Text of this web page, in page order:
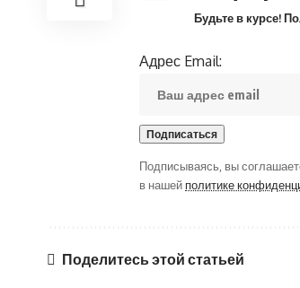
Будьте в курсе!
Адрес Email:
Подписываясь, вы
в нашей политике
Поделитесь этой статьей